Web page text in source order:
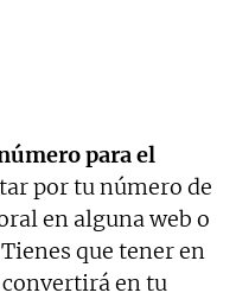
para el
por tu número de
en alguna web o
que tener en
convertirá en tu